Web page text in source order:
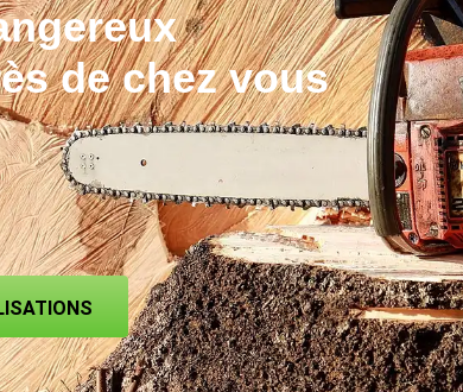
de chez vous